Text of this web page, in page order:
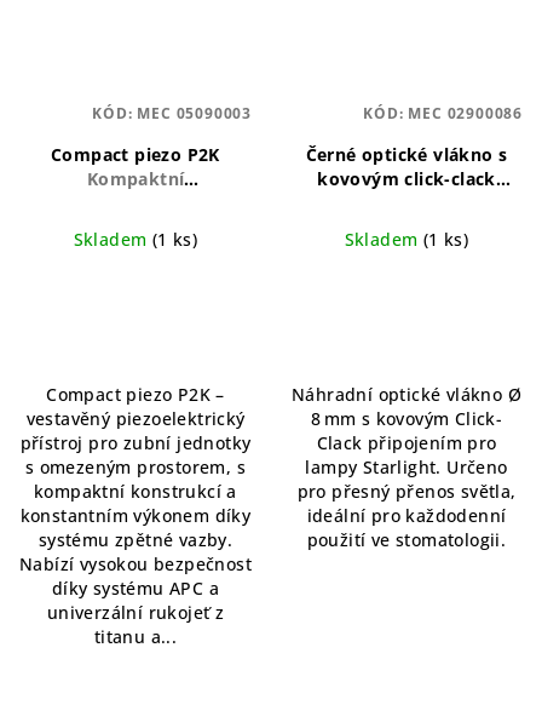
Compact piezo P2K
Kompaktní
vestavěným ovládáním
Skladem (1 ks)
Compact piezo P2K –
vestavěný piezoelektrický
přístroj pro zubní jednotky
s omezeným prostorem, s
kompaktní konstrukcí a
konstantním výkonem díky
systému zpětné vazby.
Nabízí vysokou bezpečnost
díky systému APC a
univerzální rukojeť z
titanu a...
KÓD: MEC 05090003
Černé optické vlákno s
kovovým click-clack
kovovým konektorem
Skladem (1 ks)
Náhradní optické vlákno Ø
8 mm s kovovým Click-
Clack připojením pro
lampy Starlight. Určeno
pro přesný přenos světla,
ideální pro každodenní
použití ve stomatologii.
KÓD: MEC 02900086